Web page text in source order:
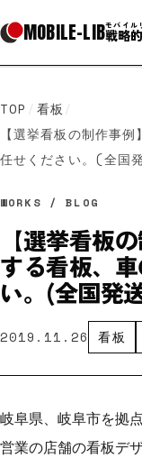
MOBILE-LIBモバイル
戦略
TOP / 看板 /
【選挙看板の制作事
任せください。(全国
WORKS / BLOG
【選挙看板
する看板、
い。(全国発
2019.11.26 看板
岐阜県、岐阜市を拠
営業の店舗の看板デ